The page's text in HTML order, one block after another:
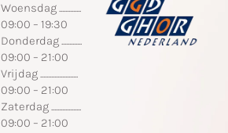
Woensdag ..............
09:00 – 19:30
Donderdag .............
09:00 – 21:00
Vrijdag ........................
09:00 – 21:00
Zaterdag ...................
09:00 – 21:00